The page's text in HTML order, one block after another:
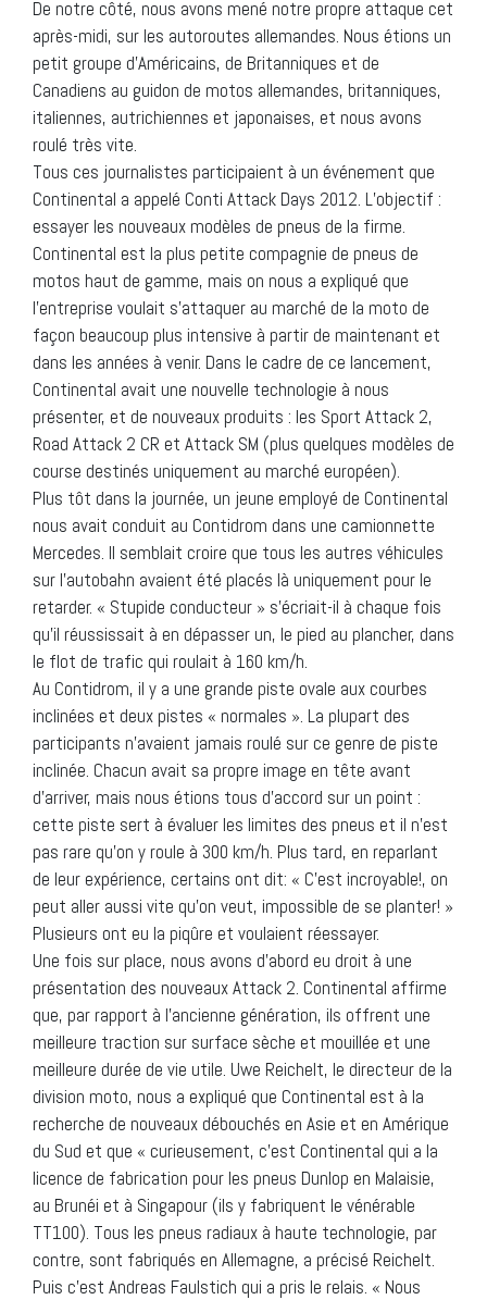
De notre côté, nous avons mené notre propre attaque cet
après-midi, sur les autoroutes allemandes. Nous étions un
petit groupe d’Américains, de Britanniques et de
Canadiens au guidon de motos allemandes, britanniques,
italiennes, autrichiennes et japonaises, et nous avons
roulé très vite.
Tous ces journalistes participaient à un événement que
Continental a appelé Conti Attack Days 2012. L’objectif :
essayer les nouveaux modèles de pneus de la firme.
Continental est la plus petite compagnie de pneus de
motos haut de gamme, mais on nous a expliqué que
l’entreprise voulait s’attaquer au marché de la moto de
façon beaucoup plus intensive à partir de maintenant et
dans les années à venir. Dans le cadre de ce lancement,
Continental avait une nouvelle technologie à nous
présenter, et de nouveaux produits : les Sport Attack 2,
Road Attack 2 CR et Attack SM (plus quelques modèles de
course destinés uniquement au marché européen).
Plus tôt dans la journée, un jeune employé de Continental
nous avait conduit au Contidrom dans une camionnette
Mercedes. Il semblait croire que tous les autres véhicules
sur l’autobahn avaient été placés là uniquement pour le
retarder. « Stupide conducteur » s’écriait-il à chaque fois
qu’il réussissait à en dépasser un, le pied au plancher, dans
le flot de trafic qui roulait à 160 km/h.
Au Contidrom, il y a une grande piste ovale aux courbes
inclinées et deux pistes « normales ». La plupart des
participants n’avaient jamais roulé sur ce genre de piste
inclinée. Chacun avait sa propre image en tête avant
d’arriver, mais nous étions tous d’accord sur un point :
cette piste sert à évaluer les limites des pneus et il n’est
pas rare qu’on y roule à 300 km/h. Plus tard, en reparlant
de leur expérience, certains ont dit: « C’est incroyable!, on
peut aller aussi vite qu’on veut, impossible de se planter! »
Plusieurs ont eu la piqûre et voulaient réessayer.
Une fois sur place, nous avons d’abord eu droit à une
présentation des nouveaux Attack 2. Continental affirme
que, par rapport à l’ancienne génération, ils offrent une
meilleure traction sur surface sèche et mouillée et une
meilleure durée de vie utile. Uwe Reichelt, le directeur de la
division moto, nous a expliqué que Continental est à la
recherche de nouveaux débouchés en Asie et en Amérique
du Sud et que « curieusement, c’est Continental qui a la
licence de fabrication pour les pneus Dunlop en Malaisie,
au Brunéi et à Singapour (ils y fabriquent le vénérable
TT100). Tous les pneus radiaux à haute technologie, par
contre, sont fabriqués en Allemagne, a précisé Reichelt.
Puis c’est Andreas Faulstich qui a pris le relais. « Nous